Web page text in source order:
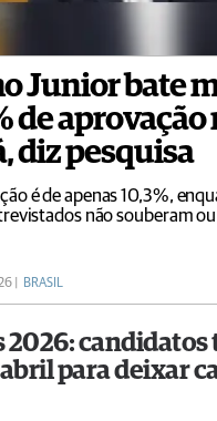
Junior bate
de aprovação
diz pesquisa
é de apenas 10,3%,
não souberam
| BRASIL
2026: candidatos
para deixar